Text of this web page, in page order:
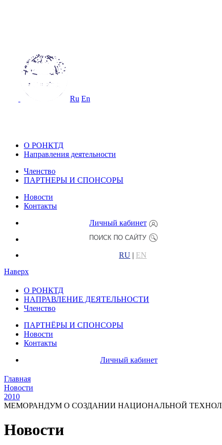
Ru En
О РОНКТД
Направления деятельности
Членство
ПАРТНЕРЫ И СПОНСОРЫ
Новости
Контакты
Личный кабинет
RU | EN
Наверх
О РОНКТД
НАПРАВЛЕНИЕ ДЕЯТЕЛЬНОСТИ
Членство
ПАРТНЁРЫ И СПОНСОРЫ
Новости
Контакты
Личный кабинет
Главная
Новости
2010
МЕМОРАНДУМ О СОЗДАНИИ НАЦИОНАЛЬНОЙ
Новости